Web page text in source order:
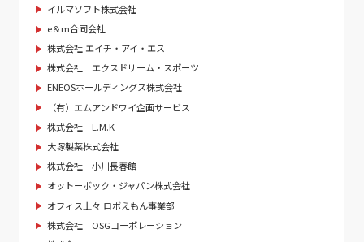
イルマソフト株式会社
e＆m合同会社
株式会社 エイチ・アイ・エス
株式会社 エクスドリーム・スポーツ
ENEOSホールディングス株式会社
（有）エムアンドワイ企画サービス
株式会社 L.M.K
大塚製薬株式会社
株式会社 小川長春館
オットーボック・ジャパン株式会社
オフィス上々 ロボえもん事業部
株式会社 OSGコーポレーション